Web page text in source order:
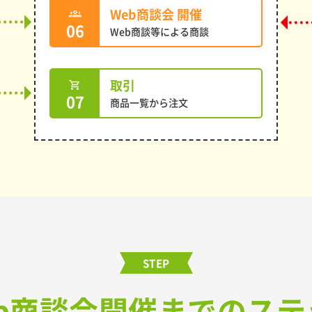
groups
06
Web商談会 開催
Web商談等による商談
shopping_cart
07
取引
商品一覧から注文
STEP